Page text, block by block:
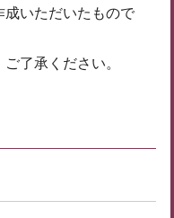
成いただいたもので
了承ください。